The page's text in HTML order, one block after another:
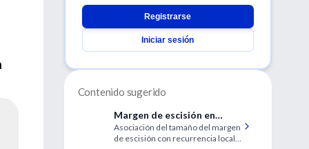
Registrarse
Iniciar sesión
Contenido sugerido
Margen de escisión en
pacientes con melanoma
T1a
Asociación del tamaño del margen
de escisión con recurrencia local y